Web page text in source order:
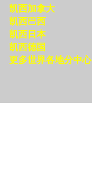
凯西加拿大
凯西巴西
凯西日本
凯西德国
更多世界各地分中心